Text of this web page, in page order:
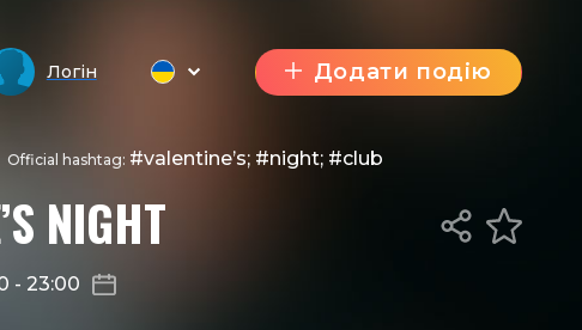
Логін Додати подію
Official hashtag: #valentine’s; #night; #club
NIGHT
- 23:00